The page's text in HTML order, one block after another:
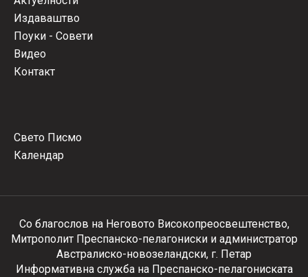
Издаваштво
Поуки - Совети
Видео
Контакт
Свето Писмо
Календар
Со благослов на Неговото Високопреосвештенство,
Митрополит Преспанско-пелагониски и администратор
Австралиско-новозеландски, г. Петар
Информативна служба на Преспанско-пелагониската